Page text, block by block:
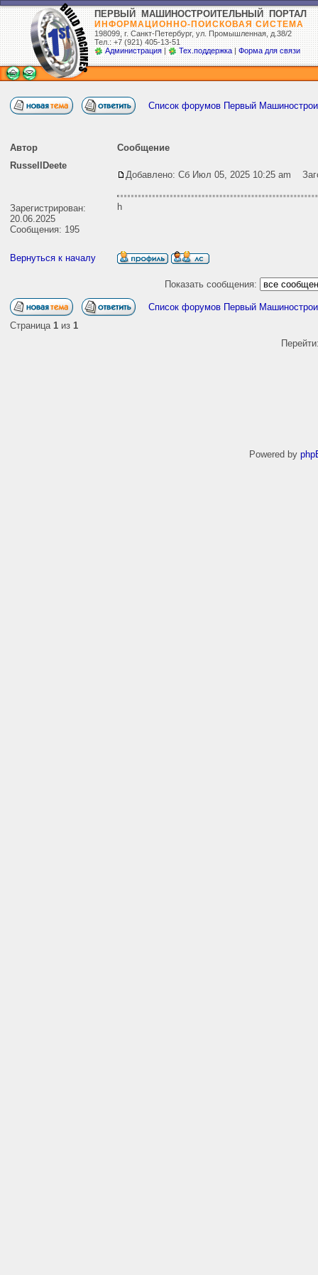
ПЕРВЫЙ МАШИНОСТРОИТЕЛЬНЫЙ ПОРТАЛ
ИНФОРМАЦИОННО-ПОИСКОВАЯ СИСТЕМА
198099, г. Санкт-Петербург,ул. Промышленная, д.38/2
Тел.: +7 (921) 405-13-51
Администрация| Тех.поддержка|Форма для связи
Список форумов Первый
Автор
Сообщение
RussellDeete
Зарегистрирован:
20.06.2025
Сообщения: 195
Добавлено: Сб Июл 05, 2025 10:25 am
h
Вернуться к началу
Показать сообщения:
Список форумов Первый
Страница 1 из 1
Powered by